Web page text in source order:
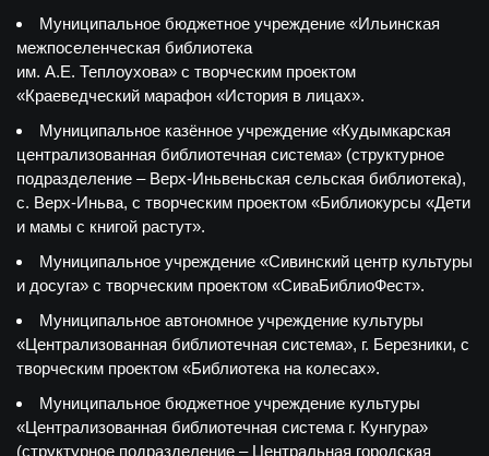
Муниципальное бюджетное учреждение «Ильинская
межпоселенческая библиотека
им. А.Е. Теплоухова» с творческим проектом
«Краеведческий марафон «История в лицах».
Муниципальное казённое учреждение «Кудымкарская
централизованная библиотечная система» (структурное
подразделение – Верх-Иньвеньская сельская библиотека),
с. Верх-Иньва, с творческим проектом «Библиокурсы «Дети
и мамы с книгой растут».
Муниципальное учреждение «Сивинский центр культуры
и досуга» с творческим проектом «СиваБиблиоФест».
Муниципальное автономное учреждение культуры
«Централизованная библиотечная система», г. Березники, с
творческим проектом «Библиотека на колесах».
Муниципальное бюджетное учреждение культуры
«Централизованная библиотечная система г. Кунгура»
(структурное подразделение – Центральная городская